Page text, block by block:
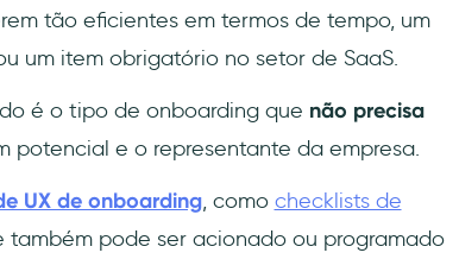
tão eficientes em termos de tempo, um
um item obrigatório no setor de SaaS.
é o tipo de onboarding que não precisa
potencial e o representante da empresa.
UX de onboarding, como checklists de
também pode ser acionado ou programado